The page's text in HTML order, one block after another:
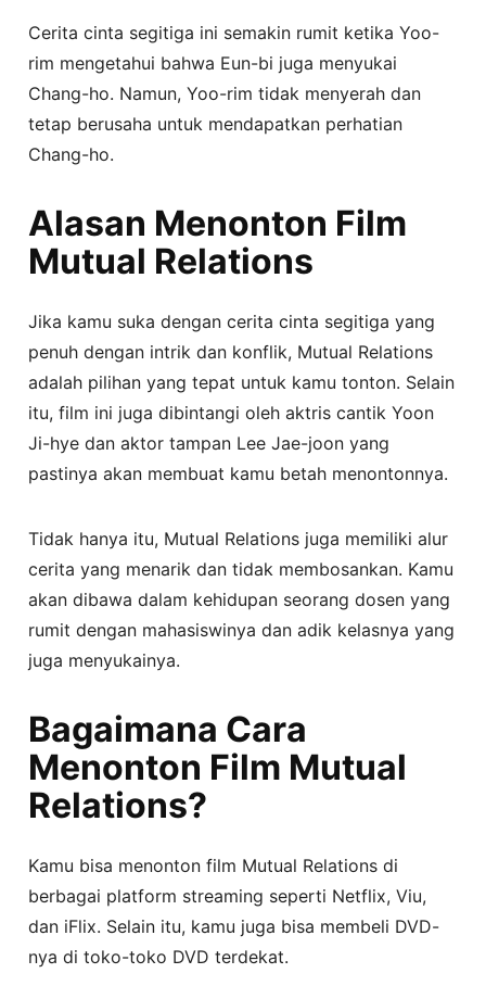
Cerita cinta segitiga ini semakin rumit ketika Yoo-
rim mengetahui bahwa Eun-bi juga menyukai
Chang-ho. Namun, Yoo-rim tidak menyerah dan
tetap berusaha untuk mendapatkan perhatian
Chang-ho.
Alasan Menonton Film
Mutual Relations
Jika kamu suka dengan cerita cinta segitiga yang
penuh dengan intrik dan konflik, Mutual Relations
adalah pilihan yang tepat untuk kamu tonton. Selain
itu, film ini juga dibintangi oleh aktris cantik Yoon
Ji-hye dan aktor tampan Lee Jae-joon yang
pastinya akan membuat kamu betah menontonnya.
Tidak hanya itu, Mutual Relations juga memiliki alur
cerita yang menarik dan tidak membosankan. Kamu
akan dibawa dalam kehidupan seorang dosen yang
rumit dengan mahasiswinya dan adik kelasnya yang
juga menyukainya.
Bagaimana Cara
Menonton Film Mutual
Relations?
Kamu bisa menonton film Mutual Relations di
berbagai platform streaming seperti Netflix, Viu,
dan iFlix. Selain itu, kamu juga bisa membeli DVD-
nya di toko-toko DVD terdekat.